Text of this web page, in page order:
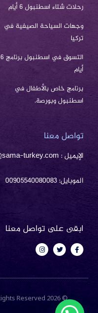
رحلات شتاء اسطنبول 6 أيام
وجهات السياحة الصيفية في
تركيا
التسوق في اسطنبول برنامج 6
أيام
برنامج خاص بالأطفال في
اسطنبول وبورصة.
تواصل معنا
الإيميل : info@sama-turkey.com
الموبايل: 00905540080083
ابقى على تواصل معنا
F
a
c
o
f
T
w
i
e
I
n
s
g
m © 2026 Sama turkey - Arab Travel Gate All Rights Reserved